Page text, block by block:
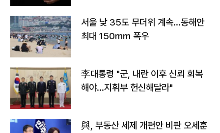
서울 낮 35도 무더위 계속…동해안
최대 150㎜ 폭우
李대통령 "군, 내란 이후 신뢰 회복
해야…지휘부 헌신해달라"
與, 부동산 세제 개편안 비판 오세훈